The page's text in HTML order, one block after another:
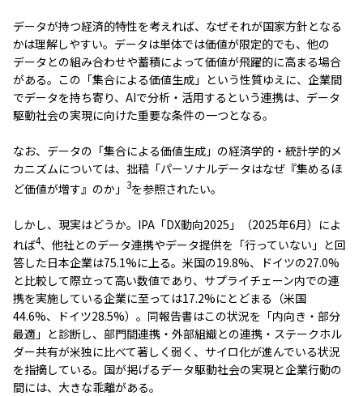
データが持つ経済的特性を考えれば、なぜそれが国家方針となる
かは理解しやすい。データは単体では価値が限定的でも、他の
データとの組み合わせや蓄積によって価値が飛躍的に高まる場合
がある。この「集合による価値生成」という性質ゆえに、企業間
でデータを持ち寄り、AIで分析・活用するという連携は、データ
駆動社会の実現に向けた重要な条件の一つとなる。
なお、データの「集合による価値生成」の経済学的・統計学的メ
カニズムについては、拙稿「パーソナルデータはなぜ『集めるほ
ど価値が増す』のか」 3を参照されたい。
しかし、現実はどうか。IPA「DX動向2025」（2025年6月）によ
れば4、他社とのデータ連携やデータ提供を「行っていない」と回
答した日本企業は75.1%に上る。米国の19.8%、ドイツの27.0%
と比較して際立って高い数値であり、サプライチェーン内での連
携を実施している企業に至っては17.2%にとどまる（米国
44.6%、ドイツ28.5%）。同報告書はこの状況を「内向き・部分
最適」と診断し、部門間連携・外部組織との連携・ステークホル
ダー共有が米独に比べて著しく弱く、サイロ化が進んでいる状況
を指摘している。国が掲げるデータ駆動社会の実現と企業行動の
間には、大きな乖離がある。